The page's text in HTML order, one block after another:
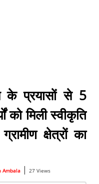
के प्रयासों से 5
को मिली स्वीकृति
क्षेत्रों का
Ambala| 27 Views